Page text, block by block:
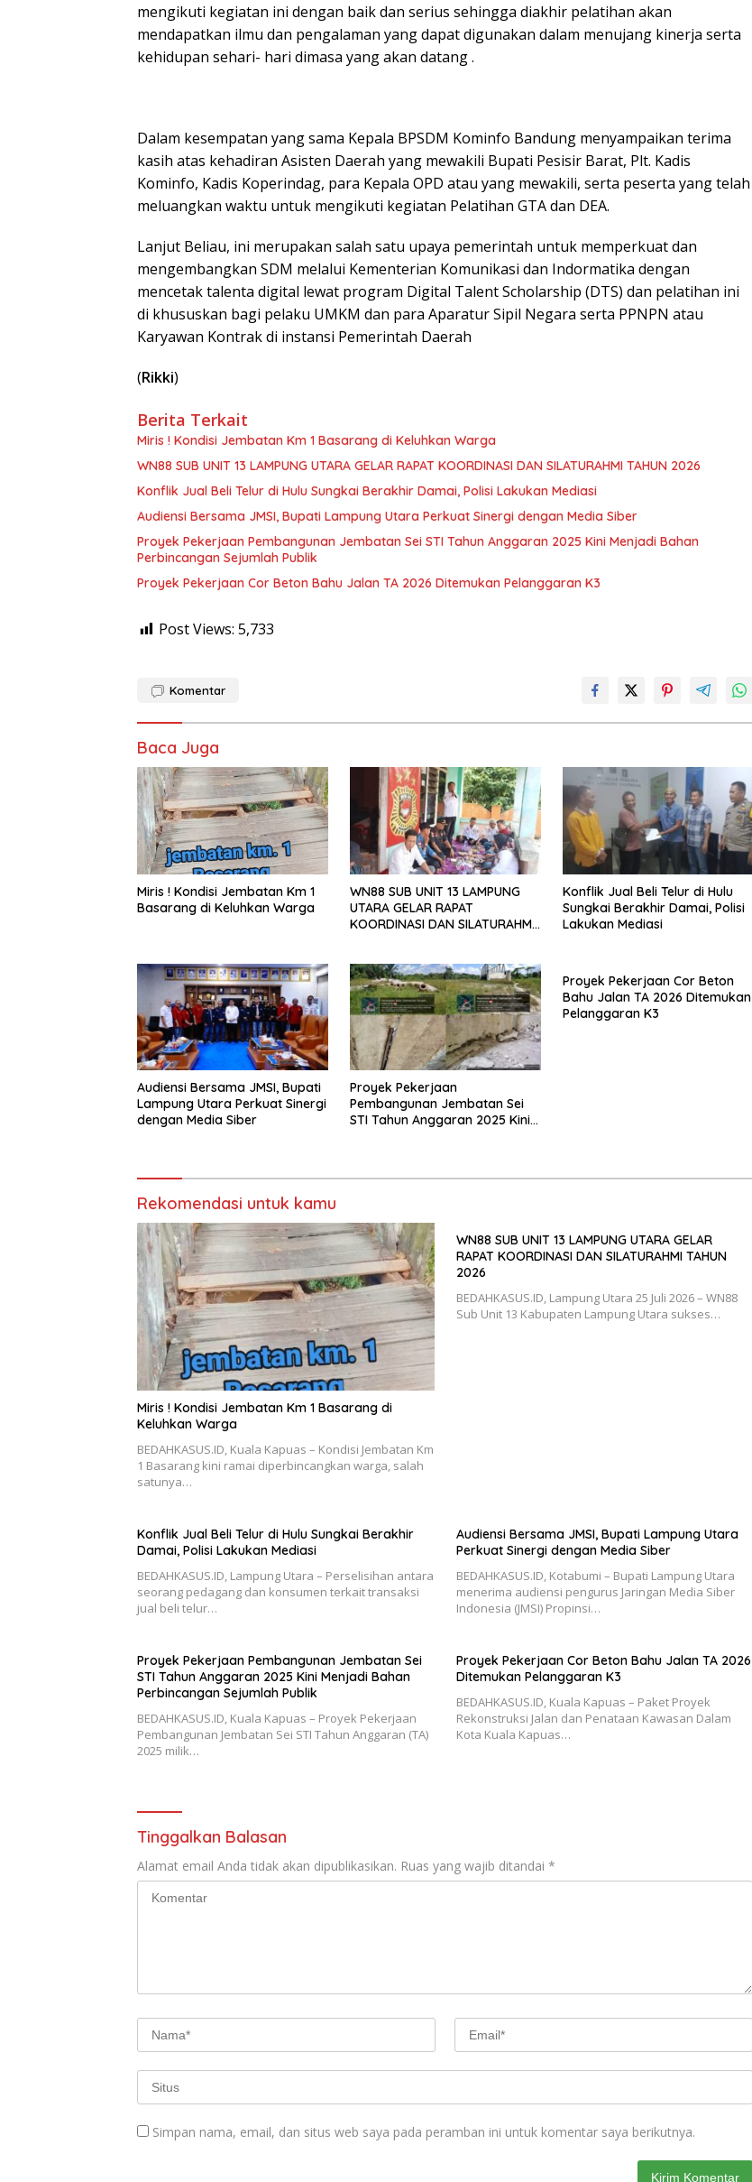
mengikuti kegiatan ini dengan baik dan serius sehingga diakhir pelatihan akan
mendapatkan ilmu dan pengalaman yang dapat digunakan dalam menujang kinerja serta
kehidupan sehari- hari dimasa yang akan datang .
Dalam kesempatan yang sama Kepala BPSDM Kominfo Bandung menyampaikan terima
kasih atas kehadiran Asisten Daerah yang mewakili Bupati Pesisir Barat, Plt. Kadis
Kominfo, Kadis Koperindag, para Kepala OPD atau yang mewakili, serta peserta yang telah
meluangkan waktu untuk mengikuti kegiatan Pelatihan GTA dan DEA.
Lanjut Beliau, ini merupakan salah satu upaya pemerintah untuk memperkuat dan
mengembangkan SDM melalui Kementerian Komunikasi dan Indormatika dengan
mencetak talenta digital lewat program Digital Talent Scholarship (DTS) dan pelatihan ini
di khususkan bagi pelaku UMKM dan para Aparatur Sipil Negara serta PPNPN atau
Karyawan Kontrak di instansi Pemerintah Daerah
(Rikki)
Berita Terkait
Miris ! Kondisi Jembatan Km 1 Basarang di Keluhkan Warga
WN88 SUB UNIT 13 LAMPUNG UTARA GELAR RAPAT KOORDINASI DAN SILATURAHMI TAHUN 2026
Konflik Jual Beli Telur di Hulu Sungkai Berakhir Damai, Polisi Lakukan Mediasi
Audiensi Bersama JMSI, Bupati Lampung Utara Perkuat Sinergi dengan Media Siber
Proyek Pekerjaan Pembangunan Jembatan Sei STI Tahun Anggaran 2025 Kini Menjadi Bahan
Perbincangan Sejumlah Publik
Proyek Pekerjaan Cor Beton Bahu Jalan TA 2026 Ditemukan Pelanggaran K3
Post Views: 5,733
Komentar
Baca Juga
Miris ! Kondisi Jembatan Km 1
Basarang di Keluhkan Warga
WN88 SUB UNIT 13 LAMPUNG
UTARA GELAR RAPAT
KOORDINASI DAN SILATURAHMI
Konflik Jual Beli Telur di Hulu
Sungkai Berakhir Damai, Polisi
Lakukan Mediasi
Audiensi Bersama JMSI, Bupati
Lampung Utara Perkuat Sinergi
dengan Media Siber
Proyek Pekerjaan
Pembangunan Jembatan Sei
STI Tahun Anggaran 2025 Kini
Proyek Pekerjaan Cor Beton
Bahu Jalan TA 2026 Ditemukan
Pelanggaran K3
Rekomendasi untuk kamu
Miris ! Kondisi Jembatan Km 1 Basarang di
Keluhkan Warga
BEDAHKASUS.ID, Kuala Kapuas – Kondisi Jembatan Km
1 Basarang kini ramai diperbincangkan warga, salah
satunya…
WN88 SUB UNIT 13 LAMPUNG UTARA GELAR
RAPAT KOORDINASI DAN SILATURAHMI TAHUN
2026
BEDAHKASUS.ID, Lampung Utara 25 Juli 2026 – WN88
Sub Unit 13 Kabupaten Lampung Utara sukses…
Konflik Jual Beli Telur di Hulu Sungkai Berakhir
Damai, Polisi Lakukan Mediasi
BEDAHKASUS.ID, Lampung Utara – Perselisihan antara
seorang pedagang dan konsumen terkait transaksi
jual beli telur…
Audiensi Bersama JMSI, Bupati Lampung Utara
Perkuat Sinergi dengan Media Siber
BEDAHKASUS.ID, Kotabumi – Bupati Lampung Utara
menerima audiensi pengurus Jaringan Media Siber
Indonesia (JMSI) Propinsi…
Proyek Pekerjaan Pembangunan Jembatan Sei
STI Tahun Anggaran 2025 Kini Menjadi Bahan
Perbincangan Sejumlah Publik
BEDAHKASUS.ID, Kuala Kapuas – Proyek Pekerjaan
Pembangunan Jembatan Sei STI Tahun Anggaran (TA)
2025 milik…
Proyek Pekerjaan Cor Beton Bahu Jalan TA 2026
Ditemukan Pelanggaran K3
BEDAHKASUS.ID, Kuala Kapuas – Paket Proyek
Rekonstruksi Jalan dan Penataan Kawasan Dalam
Kota Kuala Kapuas…
Tinggalkan Balasan
Alamat email Anda tidak akan dipublikasikan. Ruas yang wajib ditandai *
Simpan nama, email, dan situs web saya pada peramban ini untuk komentar saya berikutnya.